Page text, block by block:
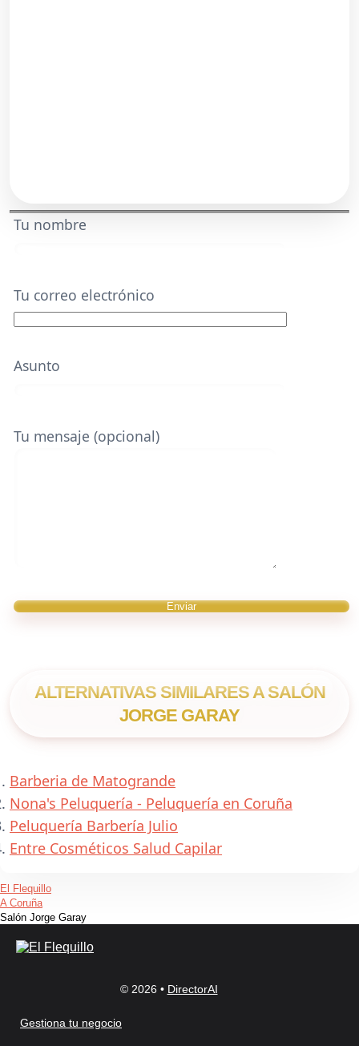
Tu nombre
Tu correo electrónico
Asunto
Tu mensaje (opcional)
ALTERNATIVAS SIMILARES A SALÓN
JORGE GARAY
Barberia de Matogrande
Nona's Peluquería - Peluquería en Coruña
Peluquería Barbería Julio
Entre Cosméticos Salud Capilar
El Flequillo
A Coruña
Salón Jorge Garay
© 2026 • DirectorAI
Gestiona tu negocio